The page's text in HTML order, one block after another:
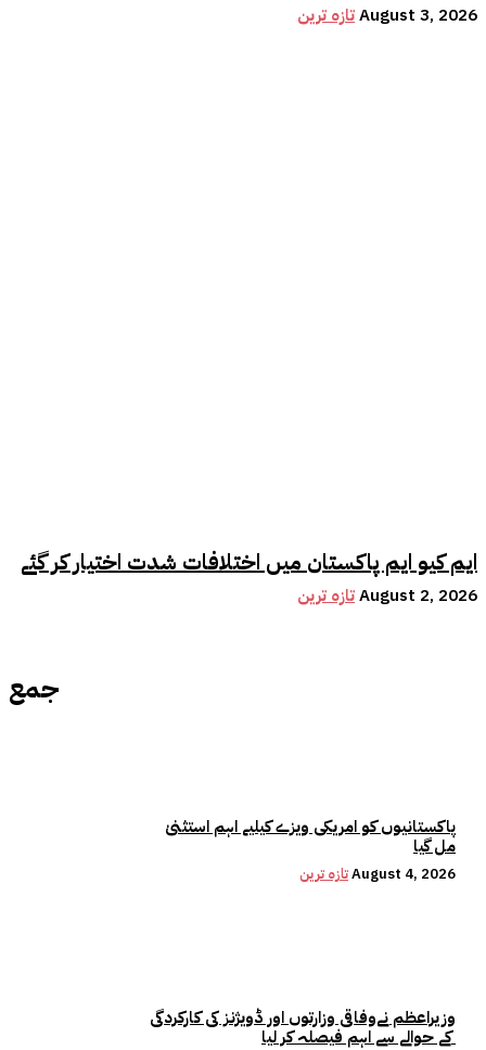
تازہ ترینAugust 3, 2026
ایم کیو ایم پاکستان میں اختلافات شدت اختیار کر گئے
تازہ ترینAugust 2, 2026
جمع
پاکستانیوں کو امریکی ویزے کیلیے اہم استثنیٰ
مل گیا
تازہ ترینAugust 4, 2026
وزیراعظم نےوفاقی وزارتوں اور ڈویژنز کی کارکردگی
کے حوالے سے اہم فیصلہ کر لیا